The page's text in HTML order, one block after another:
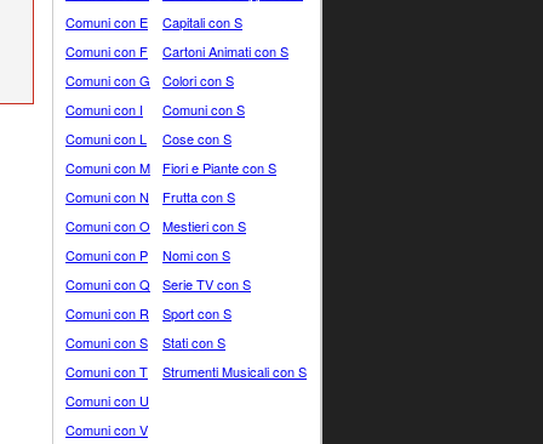
Comuni con E
Comuni con F
Comuni con G
Comuni con I
Comuni con L
Comuni con M
Comuni con N
Comuni con O
Comuni con P
Comuni con Q
Comuni con R
Comuni con S
Comuni con T
Comuni con U
Comuni con V
Capitali con S
Cartoni Animati con S
Colori con S
Comuni con S
Cose con S
Fiori e Piante con S
Frutta con S
Mestieri con S
Nomi con S
Serie TV con S
Sport con S
Stati con S
Strumenti Musicali con S